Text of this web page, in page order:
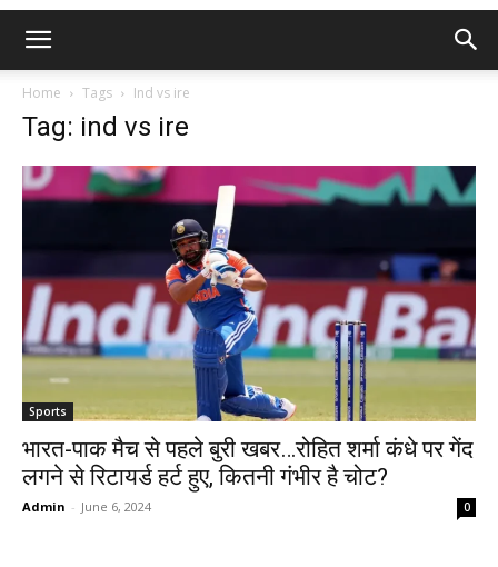
Home Tags Ind vs ire
Tag: ind vs ire
Sports
भारत-पाक मैच से पहले बुरी खबर…रोहित शर्मा कंधे पर गेंद
लगने से रिटायर्ड हर्ट हुए, कितनी गंभीर है चोट?
Admin - June 6, 2024 0